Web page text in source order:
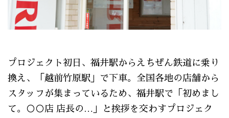
プロジェクト初日、福井駅からえちぜん鉄道に乗り
換え、「越前竹原駅」で下車。全国各地の店舗から
スタッフが集まっているため、福井駅で「初めまし
て。○○店 店長の…」と挨拶を交わすプロジェク